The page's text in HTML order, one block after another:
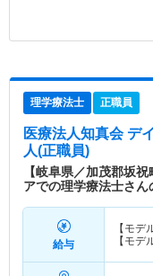
理学療法士 正職員
医療法人知真会 デ
人(正職員)
【岐阜県／加茂郡坂
アでの理学療法士さん
給与
【モデ
【モデ